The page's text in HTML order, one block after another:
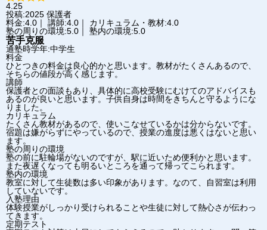
4.25
投稿:2025 保護者
料金:4.0｜ 講師:4.0｜ カリキュラム・教材:4.0
塾の周りの環境:5.0｜ 塾内の環境:5.0
苦手克服
通塾時学年:中学生
料金
ひとつきの料金は良心的かと思います。教材がたくさんあるので、
そちらの値段が高く感じます。
講師
保護者との面談もあり、具体的に高校受験にむけてのアドバイスも
あるのが良いと思います。子供自身は時間をきちんと守るようにな
りました。
カリキュラム
たくさん教材があるので、使いこなせているかは分からないです。
宿題は嫌がらずにやっているので、授業の進度は悪くはないと思い
ます。
塾の周りの環境
塾の前に駐輪場がないのですが、駅に近いため便利かと思います。
また夜遅くなっても明るいところを通って帰ってこられます。
塾内の環境
教室に対して生徒数は多い印象があります。なのて、自習室は利用
していないです。
入塾理由
体験授業がしっかり受けられることや生徒に対して熱心さが伝わっ
てきます。
定期テスト